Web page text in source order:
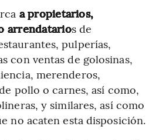
a propietarios,
arrendatarios de
pulperías,
con ventas de golosinas,
merenderos,
pollo o carnes, así como,
y similares, así como
no acaten esta disposición.